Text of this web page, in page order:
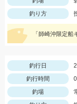
釣り方
釣行日
釣行時間
釣場